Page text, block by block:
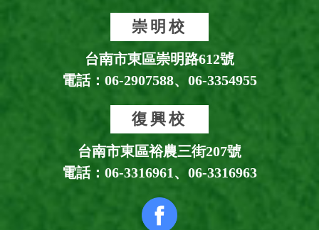
崇明校
台南市東區崇明路612號
電話： 06-2907588、 06-3354955
復興校
台南市東區裕農三街207號
電話： 06-3316961 、 06-3316963